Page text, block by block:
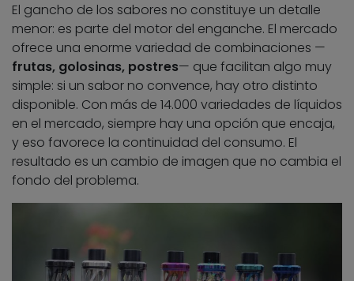
El gancho de los sabores no constituye un detalle
menor: es parte del motor del enganche. El mercado
ofrece una enorme variedad de combinaciones —
frutas, golosinas, postres— que facilitan algo muy
simple: si un sabor no convence, hay otro distinto
disponible. Con más de 14.000 variedades de líquidos
en el mercado, siempre hay una opción que encaja,
y eso favorece la continuidad del consumo. El
resultado es un cambio de imagen que no cambia el
fondo del problema.